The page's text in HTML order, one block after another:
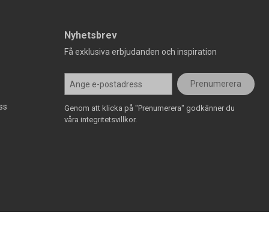
Nyhetsbrev
Få exklusiva erbjudanden och inspiration
Prenumerera
Genom att klicka på "Prenumerera" godkänner du
våra integritetsvillkor.